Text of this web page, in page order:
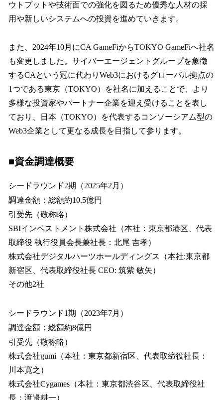
ウトプットや技術面での強化を図るため優秀な人材の採
用や新しいシステムへの投資を進めていきます。
また、2024年10月にCA GameFiからTOKYO GameFiへ社名
も変更しました。サイバーエージェントグループを象徴
するCAという冠に代わりWeb3におけるグローバル拠点の
1つである東京（TOKYO）を社名に加えることで、より
多様な投資家やパートナー企業を迎え受けることを表し
ており、日本（TOKYO）を代表するコンソーシアム型の
Web3企業として更なる成長を目指して参ります。
■資金調達概要
シードラウンド2期（2025年2月）
調達金額：総額約10.5億円
引受先（敬称略）
SBIインベストメント株式会社（本社：東京都港区、代表
取締役 執行役員会長兼社長：北尾 吉孝）
株式会社デジタルハーツホールディングス（本社:東京都
新宿区、代表取締役社長 CEO: 筑紫 敏矢）
その他2社
シードラウンド1期（2023年7月）
調達金額：総額約8億円
引受先（敬称略）
株式会社gumi（本社：東京都新宿区、代表取締役社長：
川本寛之）
株式会社Cygames（本社：東京都渋谷区、代表取締役社
長：渡邊耕一）